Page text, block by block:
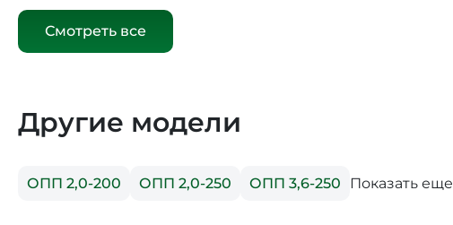
Смотреть все
Другие модели
ОПП 2,0-200 ОПП 2,0-250 ОПП 3,6-250 Показать еще